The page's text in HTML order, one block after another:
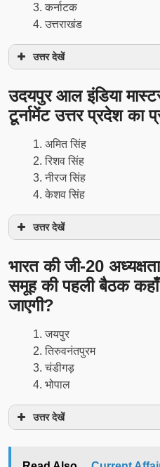
कर्नाटक
उत्तराखंड
उत्तर देखें
उदयपुर आल इंडिया
टूर्नामेंट उत्तर प्रदेश का
अमित सिंह
रिशव सिंह
नीरज सिंह
केशव सिंह
उत्तर देखें
भारत की जी-20
समूह की पहली बैठक
जाएगी?
जयपुर
तिरुवनंतपुरम
चंडीगड़
भोपाल
उत्तर देखें